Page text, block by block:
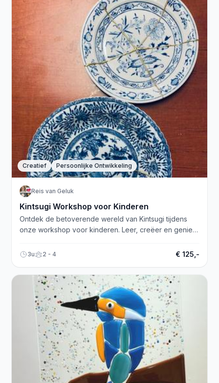
Creatief Persoonlijke Ontwikkeling
Reis van Geluk
Kintsugi Workshop voor Kinderen
Ontdek de betoverende wereld van Kintsugi tijdens
onze workshop voor kinderen. Leer, creëer en geniet
3u 2 - 4 € 125,-